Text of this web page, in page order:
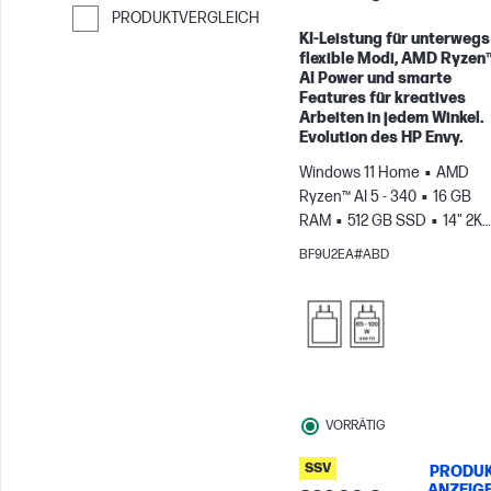
PRODUKTVERGLEICH
Weiter zum Vergleichen
KI-Leistung für unterwegs
flexible Modi, AMD
AI Power und smarte
Features für kreatives
Arbeiten in jedem Winkel.
Evolution des HP Envy.
Windows 11 Home
AMD
Ryzen™ AI 5 - 340
16 GB
RAM
512 GB SSD
14" 2K
Touchscreen
BF9U2EA#ABD
VORRÄTIG
SSV